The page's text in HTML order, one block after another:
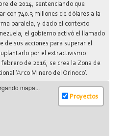
de 2014, sentenciando que
con 740.3 millones de dólares a la
paralela, y dado el contexto
el gobierno activó el llamado
sus acciones para superar el
por el extractivismo
de 2016, se crea la Zona de
‘Arco Minero del Orinoco’.
para establecer un
donde entre otras cosas se
mapa...
Proyectos